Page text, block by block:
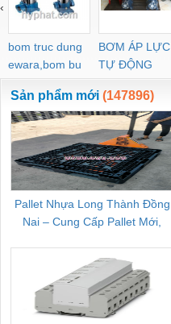
bom truc dung
ewara,bom bu
ewara
BƠM ÁP LỰC
TỰ ĐỘNG
‹
Sản phẩm mới (147896)
Pallet Nhựa Long Thành Đồng
Nai – Cung Cấp Pallet Mới,